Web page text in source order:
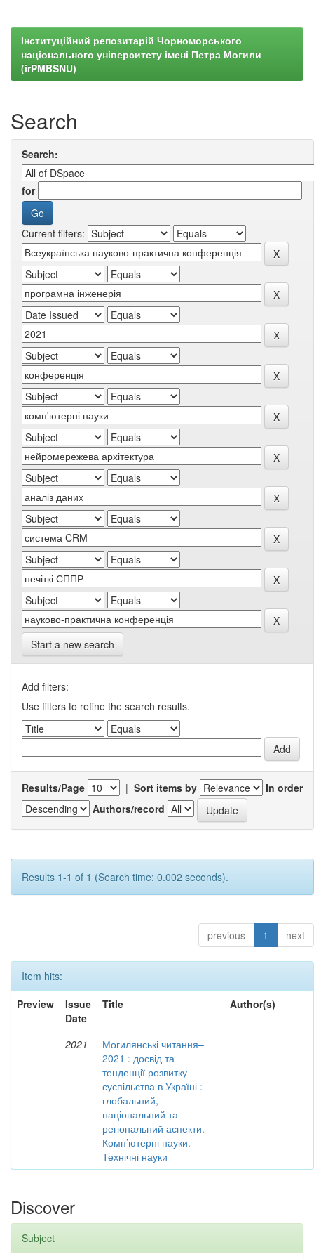
Інституційний репозитарій Чорноморського
національного університету імені Петра Могили
(irPMBSNU)
Search
Search:
for
Current filters:
Start a new search
Add filters:
Use filters to refine the search results.
Results/Page | Sort items by
In order
Authors/record
Results 1-1 of 1 (Search time: 0.002 seconds).
previous 1 next
Item hits:
Preview
Issue
Date
Title Author(s)
2021
Могилянські читання–
2021 : досвід та
тенденції розвитку
суспільства в Україні :
глобальний,
національний та
регіональний аспекти.
Комп’ютерні науки.
Технічні науки
Discover
Subject